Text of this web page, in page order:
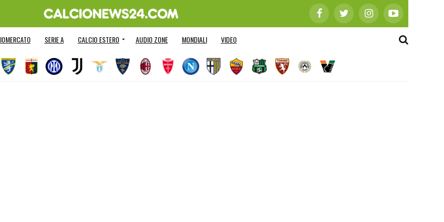
SERIE A CALCIO ESTERO AUDIO ZONE MONDIALI VIDEO